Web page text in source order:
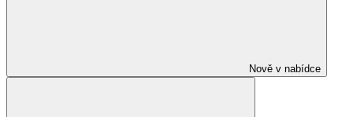
Nově v nabídce